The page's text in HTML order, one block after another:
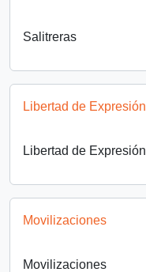
Salitreras
Libertad de Expresión
Libertad de Expresión
Movilizaciones
Movilizaciones